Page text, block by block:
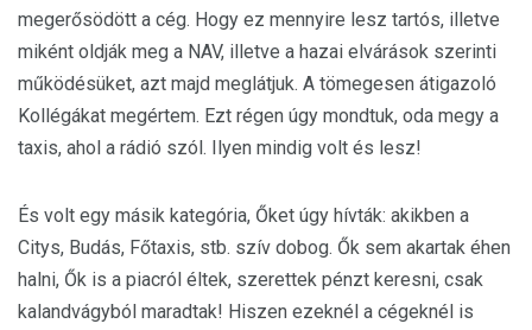
megerősödött a cég. Hogy ez mennyire lesz tartós, illetve
miként oldják meg a NAV, illetve a hazai elvárások szerinti
működésüket, azt majd meglátjuk. A tömegesen átigazoló
Kollégákat megértem. Ezt régen úgy mondtuk, oda megy a
taxis, ahol a rádió szól. Ilyen mindig volt és lesz!
És volt egy másik kategória, Őket úgy hívták: akikben a
Citys, Budás, Főtaxis, stb. szív dobog. Ők sem akartak éhen
halni, Ők is a piacról éltek, szerettek pénzt keresni, csak
kalandvágyból maradtak! Hiszen ezeknél a cégeknél is